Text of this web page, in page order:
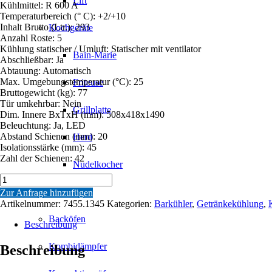
Kochgeräte
Bain-Marie
Friteuse
Grillplatte
Herd
Nudelkocher
Backöfen
Backöfen
Kombidämpfer
Kühlmittel: R 600 A
Temperaturbereich (° C): +2/+10
Inhalt Brutto (Ltr.): 293
Anzahl Roste: 5
Kühlung statischer / Umluft: Statischer mit ventilator
Abschließbar: Ja
Abtauung: Automatisch
Max. Umgebungstemperatur (°C): 25
Bruttogewicht (kg): 77
Tür umkehrbar: Nein
Dim. Innere BxTxH (mm): 508x418x1490
Beleuchtung: Ja, LED
Abstand Schienen (mm): 20
Isolationsstärke (mm): 45
Zahl der Schienen: 42
BARKÜHLER
HOCH
BDK-
Menge
Zur Anfrage hinzufügen
Artikelnummer: 7455.1345 Kategorien: Barkühler, Getränkekühlung,
Beschreibung
Beschreibung